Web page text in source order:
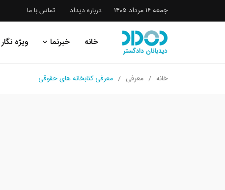
جمعه ۱۶ مرداد ۱۴۰۵ درباره دیداد تماس با ما
خانه خبرنما ویژه نگار
خانه معرفی معرفی کتابخانه های حقوقی